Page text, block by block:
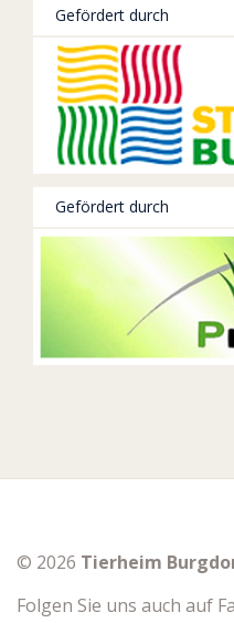
Gefördert durch
Gefördert durch
© 2026 Tierheim
Folgen Sie uns auch auf